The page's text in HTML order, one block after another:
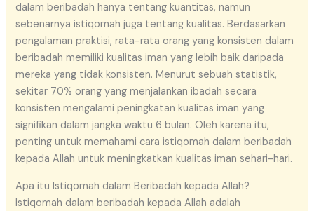
dalam beribadah hanya tentang kuantitas, namun
sebenarnya istiqomah juga tentang kualitas. Berdasarkan
pengalaman praktisi, rata-rata orang yang konsisten dalam
beribadah memiliki kualitas iman yang lebih baik daripada
mereka yang tidak konsisten. Menurut sebuah statistik,
sekitar 70% orang yang menjalankan ibadah secara
konsisten mengalami peningkatan kualitas iman yang
signifikan dalam jangka waktu 6 bulan. Oleh karena itu,
penting untuk memahami cara istiqomah dalam beribadah
kepada Allah untuk meningkatkan kualitas iman sehari-hari.
Apa itu Istiqomah dalam Beribadah kepada Allah?
Istiqomah dalam beribadah kepada Allah adalah